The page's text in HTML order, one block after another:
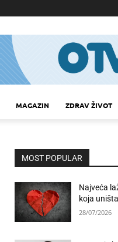
MAGAZIN ZDRAV ŽIVOT
MOST POPULAR
Najveća
koja
28/07/2026